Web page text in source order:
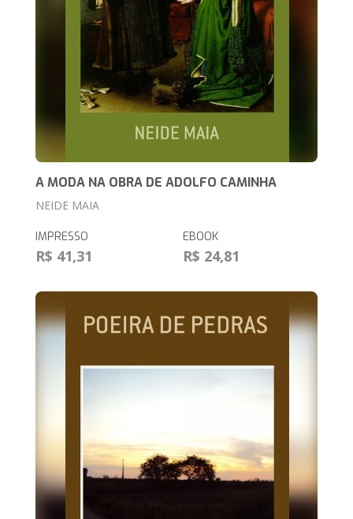
A MODA NA OBRA DE ADOLFO CAMINHA
NEIDE MAIA
IMPRESSO
R$ 41,31
EBOOK
R$ 24,81